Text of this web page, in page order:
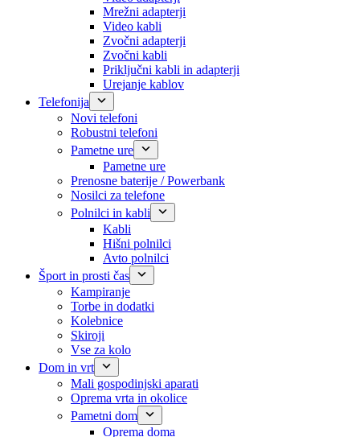
Mrežni adapterji
Video kabli
Zvočni adapterji
Zvočni kabli
Priključni kabli in adapterji
Urejanje kablov
Telefonija
Novi telefoni
Robustni telefoni
Pametne ure
Pametne ure
Prenosne baterije / Powerbank
Nosilci za telefone
Polnilci in kabli
Kabli
Hišni polnilci
Avto polnilci
Šport in prosti čas
Kampiranje
Torbe in dodatki
Kolebnice
Skiroji
Vse za kolo
Dom in vrt
Mali gospodinjski aparati
Oprema vrta in okolice
Pametni dom
Oprema doma